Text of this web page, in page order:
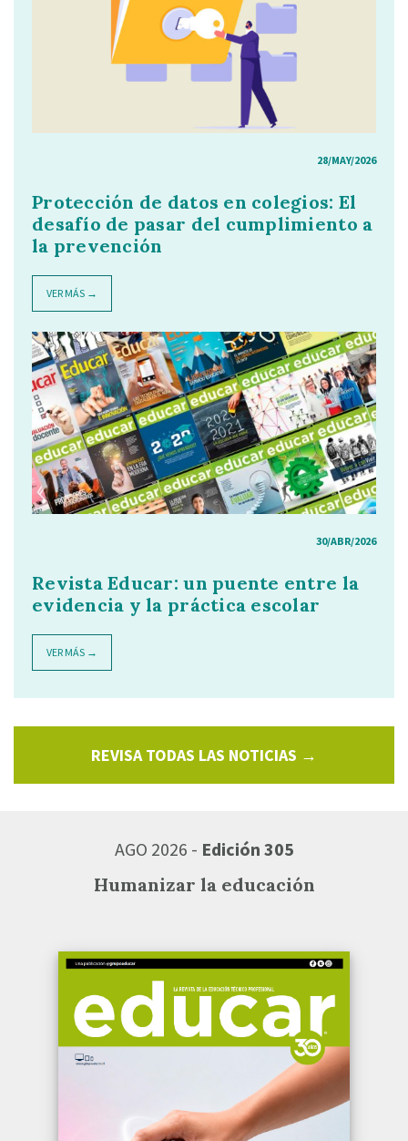
28/MAY/2026
Protección de datos en colegios: El
desafío de pasar del cumplimiento a
la prevención
VER MÁS →
30/ABR/2026
Revista Educar: un puente entre la
evidencia y la práctica escolar
VER MÁS →
REVISA TODAS LAS NOTICIAS →
AGO 2026 - Edición 305
Humanizar la educación